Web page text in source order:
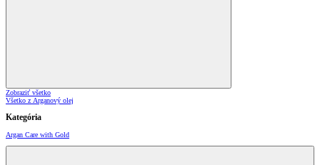
Zobraziť všetko
Všetko z Arganový olej
Kategória
Argan Care with Gold